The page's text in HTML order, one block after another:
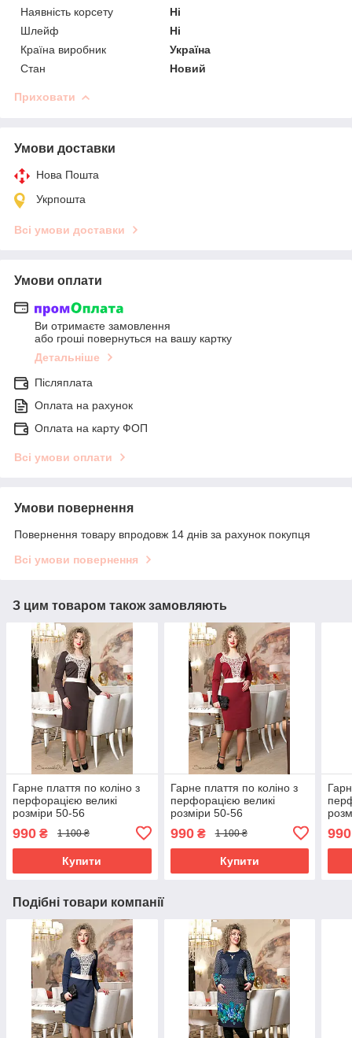
Наявність корсету
Ні
Шлейф
Ні
Країна виробник
Україна
Стан
Новий
Приховати
Умови доставки
Нова Пошта
Укрпошта
Всі умови доставки
Умови оплати
Ви отримаєте замовлення
або гроші повернуться на вашу картку
Детальніше
Післяплата
Оплата на рахунок
Оплата на карту ФОП
Всі умови оплати
Умови повернення
Повернення товару впродовж 14 днів за рахунок покупця
Всі умови повернення
З цим товаром також замовляють
Гарне плаття по коліно з
перфорацією великі
розміри 50-56
990 ₴ 1 100 ₴
Купити
Гарне плаття по коліно з
перфорацією великі
розміри 50-56
990₴ 1 100 ₴
Купити
990
Подібні товари компанії